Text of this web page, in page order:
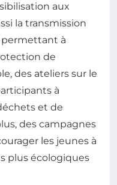
aux
la transmission
permettant à
de
des ateliers sur le
à
et de
des campagnes
les jeunes à
plus écologiques